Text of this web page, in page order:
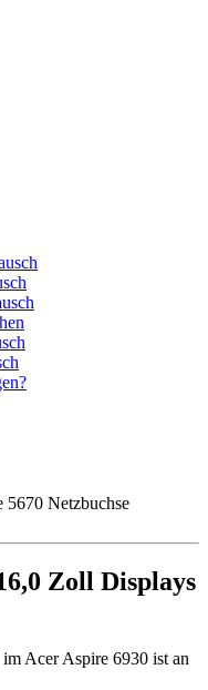
5670 Netzbuchse
Zoll Displays
Acer Aspire 6930 ist an